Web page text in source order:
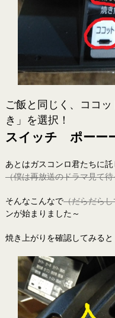
ご飯と同じく、ココ
き」を選択！
スイッチ ポーー
あとはガスコンロ君たちに
（僕は再放送のドラマ見て
そんなこんなで（だらだら
ンが始まりました～
焼き上がりを確認してみると